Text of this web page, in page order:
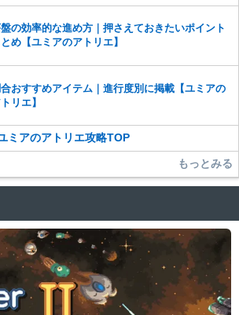
の効率的な進め方｜押さえておきたいポイント
め【ユミアのアトリエ】
おすすめアイテム｜進行度別に掲載【ユミアの
リエ】
ミアのアトリエ攻略TOP
もっとみる